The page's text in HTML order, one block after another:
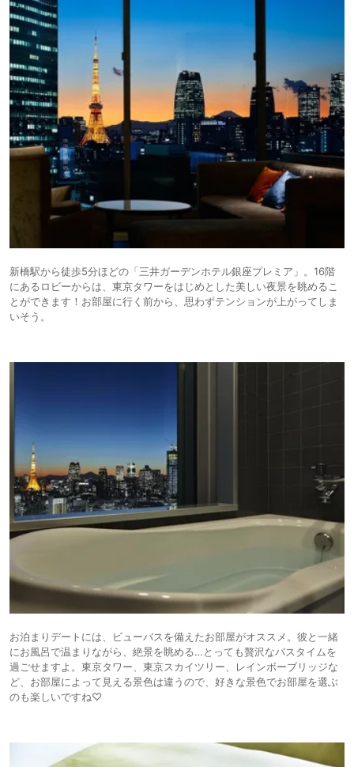
新橋駅から徒歩5分ほどの「三井ガーデンホテル銀座プレミア」。16階
にあるロビーからは、東京タワーをはじめとした美しい夜景を眺めるこ
とができます！お部屋に行く前から、思わずテンションが上がってしま
いそう。
お泊まりデートには、ビューバスを備えたお部屋がオススメ。彼と一緒
にお風呂で温まりながら、絶景を眺める…とっても贅沢なバスタイムを
過ごせますよ。東京タワー、東京スカイツリー、レインボーブリッジな
ど、お部屋によって見える景色は違うので、好きな景色でお部屋を選ぶ
のも楽しいですね♡